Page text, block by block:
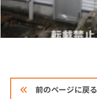
前のページに戻る